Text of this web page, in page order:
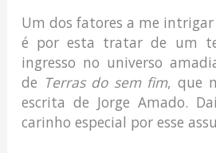
Um dos fatores a me
é por esta tratar de um
ingresso no universo
de Terras do sem fim, que
escrita de Jorge Amado.
carinho especial por esse